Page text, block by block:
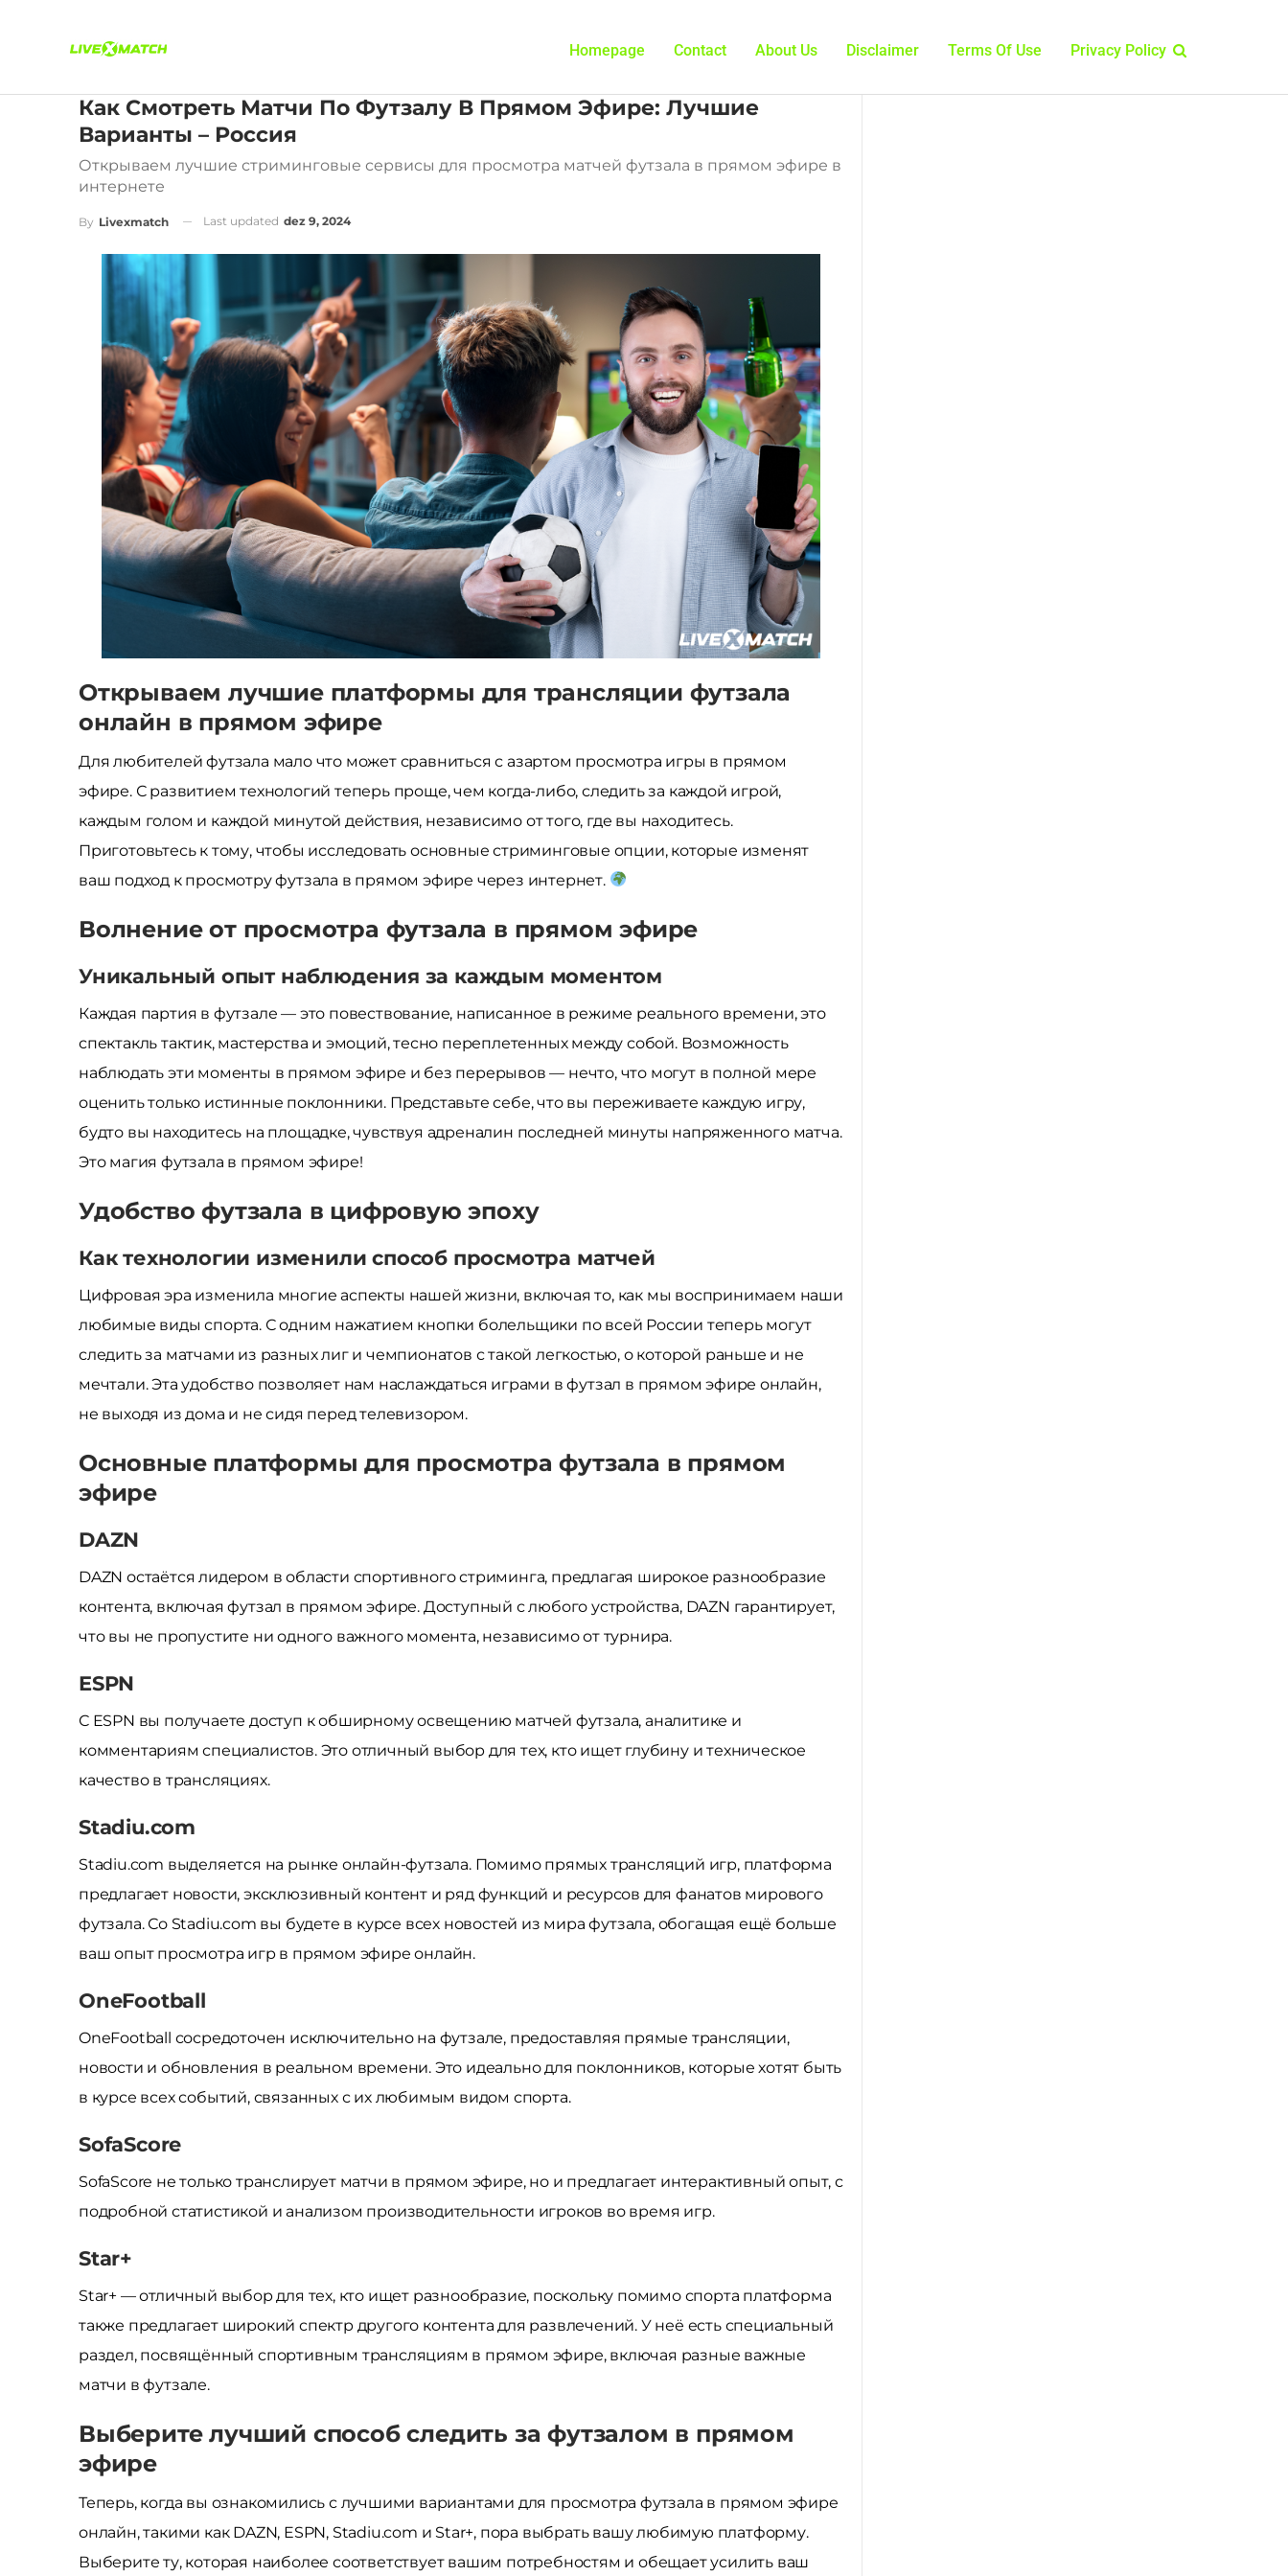
Homepage Contact About Us Disclaimer Terms Of Use Privacy Policy
Как Смотреть Матчи По Футзалу В Прямом Эфире: Лучшие
Варианты – Россия
Открываем лучшие стриминговые сервисы для просмотра матчей футзала в прямом эфире в
интернете
By Livexmatch Last updated dez 9, 2024
Открываем лучшие платформы для трансляции футзала
онлайн в прямом эфире
Для любителей футзала мало что может сравниться с азартом просмотра игры в прямом
эфире. С развитием технологий теперь проще, чем когда-либо, следить за каждой игрой,
каждым голом и каждой минутой действия, независимо от того, где вы находитесь.
Приготовьтесь к тому, чтобы исследовать основные стриминговые опции, которые изменят
ваш подход к просмотру футзала в прямом эфире через интернет.
Волнение от просмотра футзала в прямом эфире
Уникальный опыт наблюдения за каждым моментом
Каждая партия в футзале — это повествование, написанное в режиме реального времени, это
спектакль тактик, мастерства и эмоций, тесно переплетенных между собой. Возможность
наблюдать эти моменты в прямом эфире и без перерывов — нечто, что могут в полной мере
оценить только истинные поклонники. Представьте себе, что вы переживаете каждую игру,
будто вы находитесь на площадке, чувствуя адреналин последней минуты напряженного матча.
Это магия футзала в прямом эфире!
Удобство футзала в цифровую эпоху
Как технологии изменили способ просмотра матчей
Цифровая эра изменила многие аспекты нашей жизни, включая то, как мы воспринимаем наши
любимые виды спорта. С одним нажатием кнопки болельщики по всей России теперь могут
следить за матчами из разных лиг и чемпионатов с такой легкостью, о которой раньше и не
мечтали. Эта удобство позволяет нам наслаждаться играми в футзал в прямом эфире онлайн,
не выходя из дома и не сидя перед телевизором.
Основные платформы для просмотра футзала в прямом
эфире
DAZN
DAZN остаётся лидером в области спортивного стриминга, предлагая широкое разнообразие
контента, включая футзал в прямом эфире. Доступный с любого устройства, DAZN гарантирует,
что вы не пропустите ни одного важного момента, независимо от турнира.
ESPN
С ESPN вы получаете доступ к обширному освещению матчей футзала, аналитике и
комментариям специалистов. Это отличный выбор для тех, кто ищет глубину и техническое
качество в трансляциях.
Stadiu.com
Stadiu.com выделяется на рынке онлайн-футзала. Помимо прямых трансляций игр, платформа
предлагает новости, эксклюзивный контент и ряд функций и ресурсов для фанатов мирового
футзала. Со Stadiu.com вы будете в курсе всех новостей из мира футзала, обогащая ещё больше
ваш опыт просмотра игр в прямом эфире онлайн.
OneFootball
OneFootball сосредоточен исключительно на футзале, предоставляя прямые трансляции,
новости и обновления в реальном времени. Это идеально для поклонников, которые хотят быть
в курсе всех событий, связанных с их любимым видом спорта.
SofaScore
SofaScore не только транслирует матчи в прямом эфире, но и предлагает интерактивный опыт, с
подробной статистикой и анализом производительности игроков во время игр.
Star+
Star+ — отличный выбор для тех, кто ищет разнообразие, поскольку помимо спорта платформа
также предлагает широкий спектр другого контента для развлечений. У неё есть специальный
раздел, посвящённый спортивным трансляциям в прямом эфире, включая разные важные
матчи в футзале.
Выберите лучший способ следить за футзалом в прямом
эфире
Теперь, когда вы ознакомились с лучшими вариантами для просмотра футзала в прямом эфире
онлайн, такими как DAZN, ESPN, Stadiu.com и Star+, пора выбрать вашу любимую платформу.
Выберите ту, которая наиболее соответствует вашим потребностям и обещает усилить ваш